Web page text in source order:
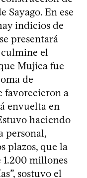
Sayago. En ese
indicios de
presentará
el
Mujica fue
de
favorecieron a
envuelta en
haciendo
personal,
plazos, que la
millones
sostuvo el